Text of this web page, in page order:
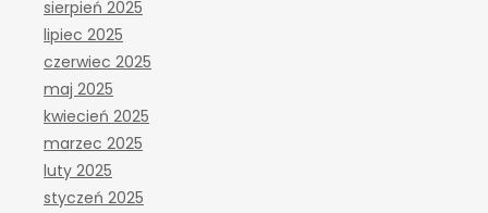
sierpień 2025
lipiec 2025
czerwiec 2025
maj 2025
kwiecień 2025
marzec 2025
luty 2025
styczeń 2025